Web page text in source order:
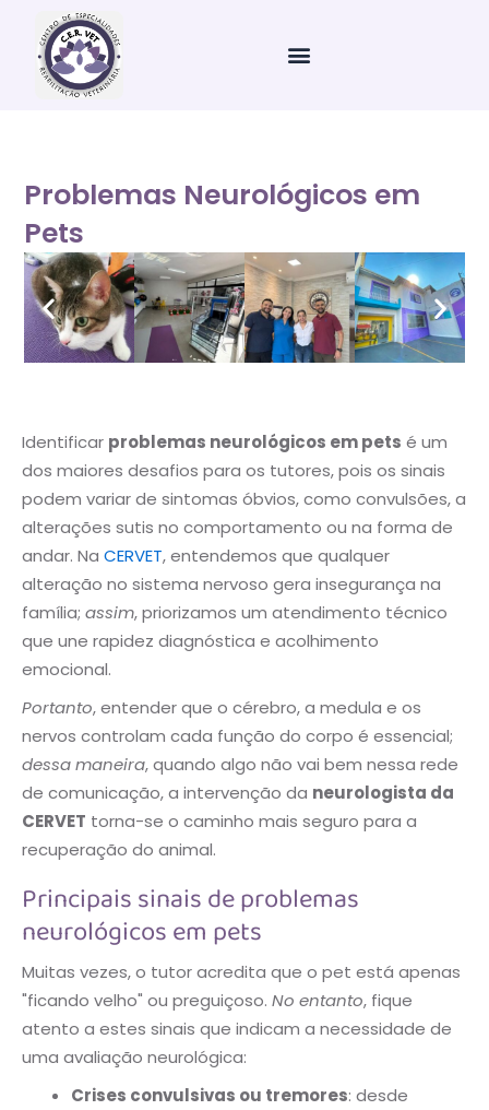
para
Problemas Neurológicos em
Pets
Identificar problemas neurológicos em pets é um
dos maiores desafios para os tutores, pois os sinais
podem variar de sintomas óbvios, como convulsões, a
alterações sutis no comportamento ou na forma de
andar. Na CERVET, entendemos que qualquer
alteração no sistema nervoso gera insegurança na
família; assim, priorizamos um atendimento técnico
que une rapidez diagnóstica e acolhimento
emocional.
Portanto, entender que o cérebro, a medula e os
nervos controlam cada função do corpo é essencial;
dessa maneira, quando algo não vai bem nessa rede
de comunicação, a intervenção da neurologista da
CERVET torna-se o caminho mais seguro para a
recuperação do animal.
Principais sinais de problemas
neurológicos em pets
Muitas vezes, o tutor acredita que o pet está apenas
"ficando velho" ou preguiçoso. No entanto, fique
atento a estes sinais que indicam a necessidade de
uma avaliação neurológica:
Crises convulsivas ou tremores: desde